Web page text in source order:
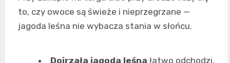
to, czy owoce są świeże i nieprzegrzane —
jagoda leśna nie wybacza stania w słońcu.
Dojrzała jagoda leśna łatwo odchodzi,